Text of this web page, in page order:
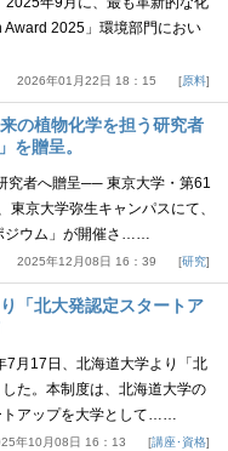
2025」環境部門におい
2026年01月22日 18：15 原料
の植物化学を担う研究者
を贈呈。
究者へ贈呈── 東京大学・第61
京大学弥生キャンパスにて、
ジウム」が開催さ……
2025年12月08日 16：39 研究
「北大発認定スタートア
7月17日、北海道大学より「北
た。本制度は、北海道大学の
トアップを大学として……
年10月08日 16：13 講座･資格